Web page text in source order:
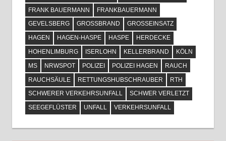
FRANK BAUERMANN
FRANKBAUERMANN
GEVELSBERG
GROSSBRAND
GROSSEINSATZ
HAGEN
HAGEN-HASPE HASPE
HERDECKE
HOHENLIMBURG
ISERLOHN KELLERBRAND
KÖLN
MS
NRWSPOT POLIZEI POLIZEI HAGEN
RAUCH
RAUCHSÄULE
RETTUNGSHUBSCHRAUBER
RTH
SCHWERER VERKEHRSUNFALL
SCHWER VERLETZT
SEEGEFLÜSTER
UNFALL VERKEHRSUNFALL